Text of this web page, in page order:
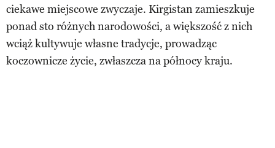
ciekawe miejscowe zwyczaje. Kirgistan zamieszkuje
ponad sto różnych narodowości, a większość z nich
wciąż kultywuje własne tradycje, prowadząc
koczownicze życie, zwłaszcza na północy kraju.